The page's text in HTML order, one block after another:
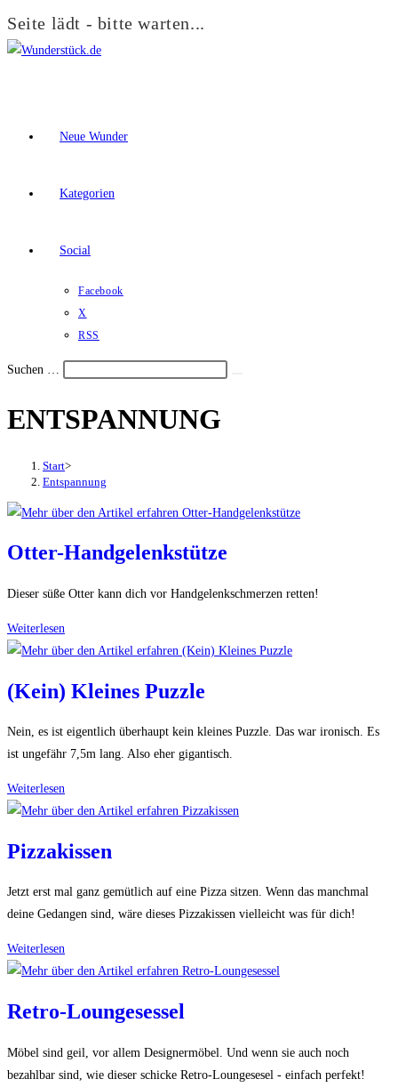
Seite lädt - bitte warten...
Zum
Neue Wunder
Kategorien
Social
Facebook
X
RSS
Suchen …
den
das
aus-
einzuklappen
ENTSPANNUNG
Start>
Entspannung
Otter-Handgelenkstütze
Dieser süße Otter kann dich vor Handgelenkschmerzen retten!
Weiterlesen
Handgelenkstütze
(Kein) Kleines Puzzle
Nein, es ist eigentlich überhaupt kein kleines Puzzle. Das war ironisch. Es
ist ungefähr 7,5m lang. Also eher gigantisch.
Weiterlesen
Kleines
Pizzakissen
Jetzt erst mal ganz gemütlich auf eine Pizza sitzen. Wenn das manchmal
deine Gedangen sind, wäre dieses Pizzakissen vielleicht was für dich!
Weiterlesen
Retro-Loungesessel
Möbel sind geil, vor allem Designermöbel. Und wenn sie auch noch
bezahlbar sind, wie dieser schicke Retro-Loungesesel - einfach perfekt!